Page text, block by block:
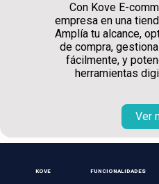
Con Kove E-
empresa en una
Amplía tu alcance,
de compra,
fácilmente, y
herramientas
Ver
KOVE FUNCIONALIDADES